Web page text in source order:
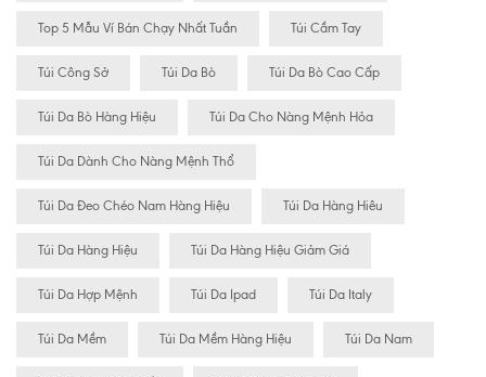
Top 5 Mẫu Ví Bán Chạy Nhất Tuần Túi Cầm Tay
Túi Công Sở Túi Da Bò Túi Da Bò Cao Cấp
Túi Da Bò Hàng Hiệu Túi Da Cho Nàng Mệnh Hỏa
Túi Da Dành Cho Nàng Mệnh Thổ
Túi Da Đeo Chéo Nam Hàng Hiệu Túi Da Hàng Hiêu
Túi Da Hàng Hiệu Túi Da Hàng Hiệu Giảm Giá
Túi Da Hợp Mệnh Túi Da Ipad Túi Da Italy
Túi Da Mềm Túi Da Mềm Hàng Hiệu Túi Da Nam